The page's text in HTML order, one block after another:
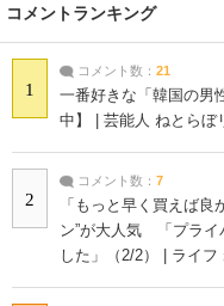
コメントランキング
1
コメント数： 21
一番好きな「韓国の男
中】 | 芸能人 ねとらぼ
2
コメント数： 7
「もっと早く買えば
ン”が大人気 「プライ
した」（2/2） | ライフ